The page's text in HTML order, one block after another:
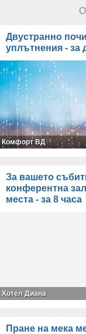
Двустранно
уплътнения -
Комфорт ВД
За вашето
конферентна
места - за 8 часа
Хотел Диана
Пране на мека